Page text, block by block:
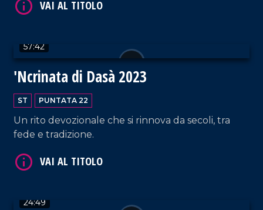
percorre le strade della città.
57:42
'Ncrinata di Dasà 2023
ST PUNTATA 22
Un rito devozionale che si rinnova da secoli, tra
fede e tradizione.
24:49
VAI AL TITOLO